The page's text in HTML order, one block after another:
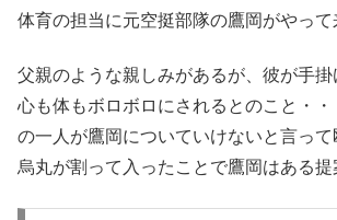
体育の担当に元空挺部隊の鷹岡がやって
父親のような親しみがあるが、彼が手
心も体もボロボロにされるとのこと・
の一人が鷹岡についていけないと言って
烏丸が割って入ったことで鷹岡はある提